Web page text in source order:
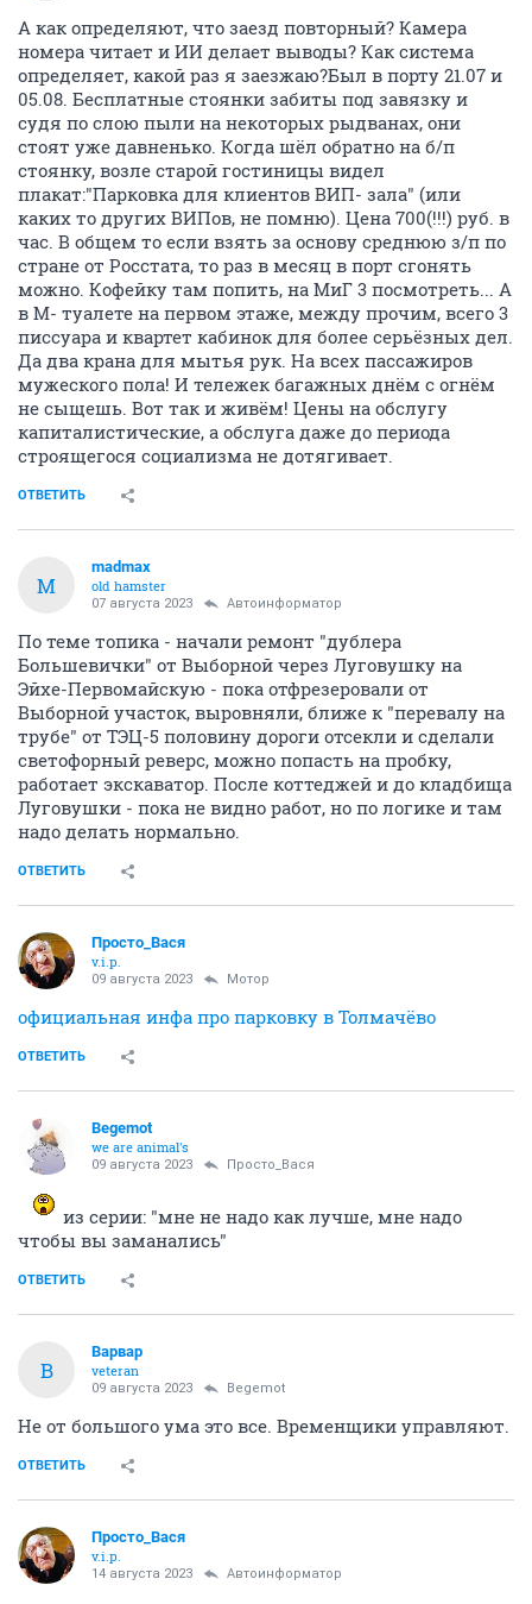
А как определяют, что заезд повторный? Камера
номера читает и ИИ делает выводы? Как система
определяет, какой раз я заезжаю?Был в порту 21.07 и
05.08. Бесплатные стоянки забиты под завязку и
судя по слою пыли на некоторых рыдванах, они
стоят уже давненько. Когда шёл обратно на б/п
стоянку, возле старой гостиницы видел
плакат:"Парковка для клиентов ВИП- зала" (или
каких то других ВИПов, не помню). Цена 700(!!!) руб. в
час. В общем то если взять за основу среднюю з/п по
стране от Росстата, то раз в месяц в порт сгонять
можно. Кофейку там попить, на МиГ 3 посмотреть... А
в М- туалете на первом этаже, между прочим, всего 3
писсуара и квартет кабинок для более серьёзных дел.
Да два крана для мытья рук. На всех пассажиров
мужеского пола! И тележек багажных днём с огнём
не сыщешь. Вот так и живём! Цены на обслугу
капиталистические, а обслуга даже до периода
строящегося социализма не дотягивает.
ОТВЕТИТЬ
M
madmax
old hamster
07 августа 2023 Автоинформатор
По теме топика - начали ремонт "дублера
Большевички" от Выборной через Луговушку на
Эйхе-Первомайскую - пока отфрезеровали от
Выборной участок, выровняли, ближе к "перевалу на
трубе" от ТЭЦ-5 половину дороги отсекли и сделали
светофорный реверс, можно попасть на пробку,
работает экскаватор. После коттеджей и до кладбища
Луговушки - пока не видно работ, но по логике и там
надо делать нормально.
ОТВЕТИТЬ
Просто_Вася
v.i.p.
09 августа 2023 Мотор
официальная инфа про парковку в Толмачёво
ОТВЕТИТЬ
Begemot
we are animal's
09 августа 2023 Просто_Вася
из серии: "мне не надо как лучше, мне надо
чтобы вы заманались"
ОТВЕТИТЬ
В
Варвар
veteran
09 августа 2023 Begemot
Не от большого ума это все. Временщики управляют.
ОТВЕТИТЬ
Просто_Вася
v.i.p.
14 августа 2023 Автоинформатор